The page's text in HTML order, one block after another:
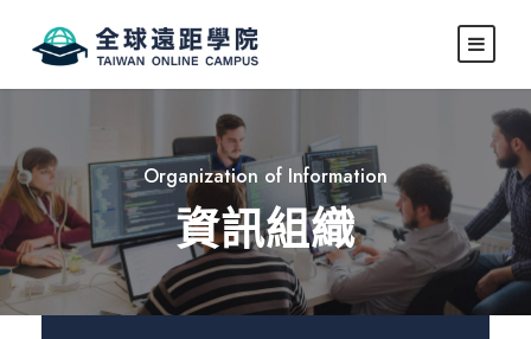
Organization of Information
資訊組織